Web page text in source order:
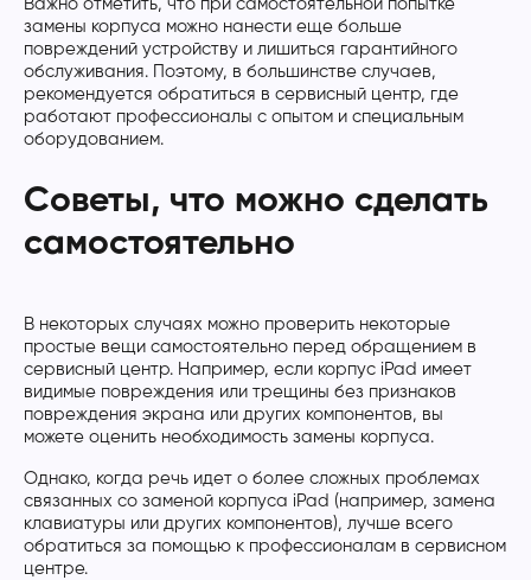
Важно отметить, что при самостоятельной попытке
замены корпуса можно нанести еще больше
повреждений устройству и лишиться гарантийного
обслуживания. Поэтому, в большинстве случаев,
рекомендуется обратиться в сервисный центр, где
работают профессионалы с опытом и специальным
оборудованием.
Советы, что можно сделать
самостоятельно
В некоторых случаях можно проверить некоторые
простые вещи самостоятельно перед обращением в
сервисный центр. Например, если корпус iPad имеет
видимые повреждения или трещины без признаков
повреждения экрана или других компонентов, вы
можете оценить необходимость замены корпуса.
Однако, когда речь идет о более сложных проблемах
связанных со заменой корпуса iPad (например, замена
клавиатуры или других компонентов), лучше всего
обратиться за помощью к профессионалам в сервисном
центре.